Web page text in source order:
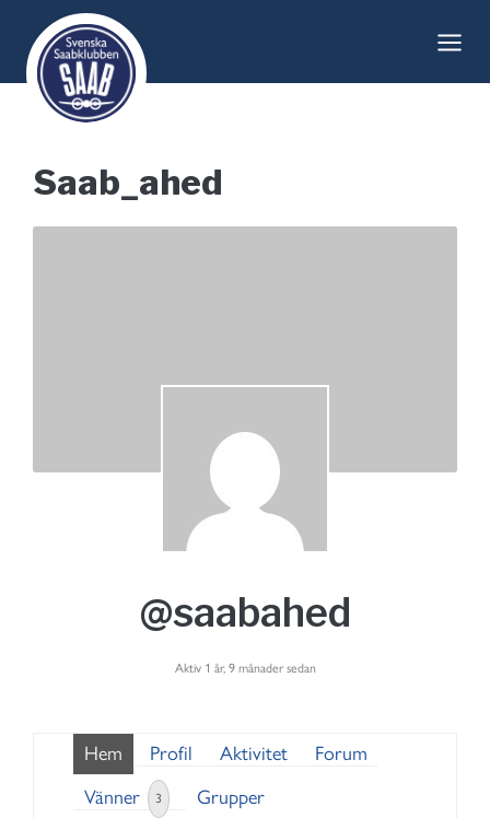
content
Saab_ahed
@saabahed
Aktiv 1 år, 9 månader sedan
Hem Profil Aktivitet
Forum
Vänner
3 Grupper